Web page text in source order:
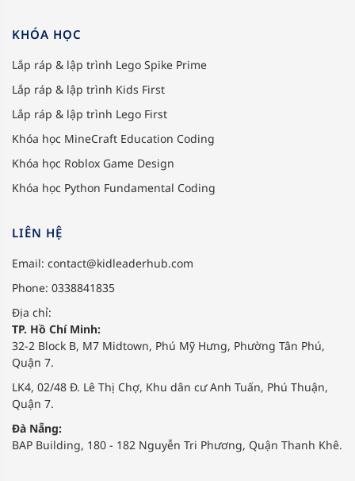
KHÓA HỌC
Lắp ráp & lập trình Lego Spike Prime
Lắp ráp & lập trình Kids First
Lắp ráp & lập trình Lego First
Khóa học MineCraft Education Coding
Khóa học Roblox Game Design
Khóa học Python Fundamental Coding
LIÊN HỆ
Email: contact@kidleaderhub.com
Phone: 0338841835
Địa chỉ:
TP. Hồ Chí Minh:
32-2 Block B, M7 Midtown, Phú Mỹ Hưng, Phường Tân Phú,
Quận 7.
LK4, 02/48 Đ. Lê Thị Chợ, Khu dân cư Anh Tuấn, Phú Thuận,
Quận 7.
Đà Nẵng:
BAP Building, 180 - 182 Nguyễn Tri Phương, Quận Thanh Khê.